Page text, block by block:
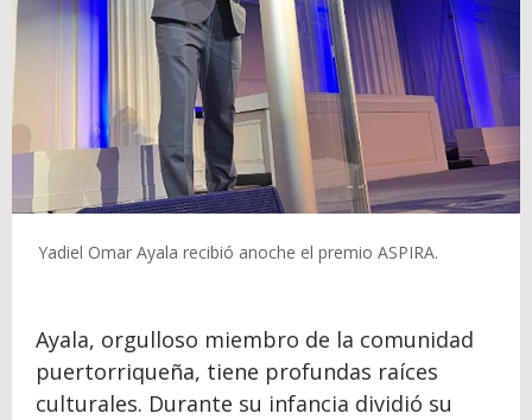
Yadiel Omar Ayala recibió anoche el premio ASPIRA.
Ayala, orgulloso miembro de la comunidad
puertorriqueña, tiene profundas raíces
culturales. Durante su infancia dividió su